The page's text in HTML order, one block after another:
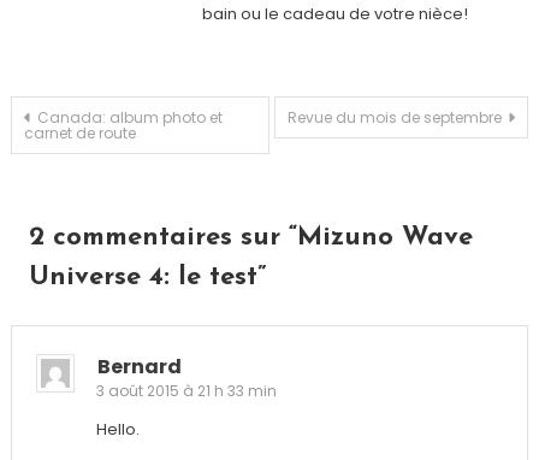
bain ou le cadeau de votre nièce!
Navigation
l’article
Canada: album photo et
carnet de route
Revue du mois de septembre
2 commentaires sur “Mizuno Wave
Universe 4: le test”
Bernard
3 août 2015 à 21 h 33 min
Hello.